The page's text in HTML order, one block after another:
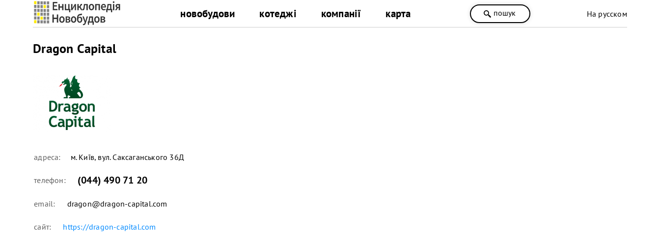
новобудови котеджі компанії карта пошук На русском
Dragon Capital
адреса: м. Київ, вул. Саксаганського 36Д
телефон: (044) 490 71 20
email: dragon@dragon-capital.com
сайт: https://dragon-capital.com